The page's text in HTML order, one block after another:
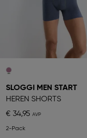
SLOGGI MEN START
HEREN SHORTS
€ 34,95
2-Pack